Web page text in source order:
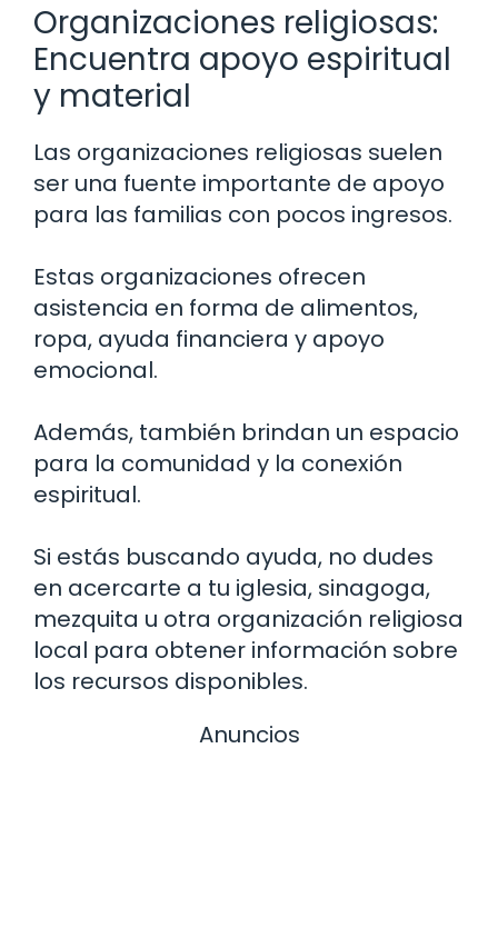
Organizaciones religiosas:
Encuentra apoyo espiritual
y material
Las organizaciones religiosas suelen
ser una fuente importante de apoyo
para las familias con pocos ingresos.
Estas organizaciones ofrecen
asistencia en forma de alimentos,
ropa, ayuda financiera y apoyo
emocional.
Además, también brindan un espacio
para la comunidad y la conexión
espiritual.
Si estás buscando ayuda, no dudes
en acercarte a tu iglesia, sinagoga,
mezquita u otra organización religiosa
local para obtener información sobre
los recursos disponibles.
Anuncios